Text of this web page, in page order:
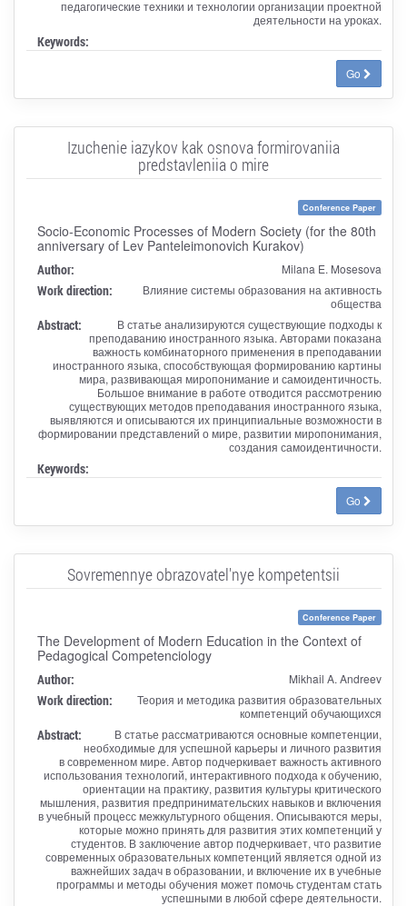
педагогические техники и технологии организации проектной
деятельности на уроках.
Keywords:
Go
Izuchenie iazykov kak osnova formirovaniia
predstavleniia o mire
Conference Paper
Socio-Economic Processes of Modern Society (for the 80th
anniversary of Lev Panteleimonovich Kurakov)
Author: Milana E. Mosesova
Work direction:
Влияние системы образования на активность
общества
Abstract:
В статье анализируются существующие подходы к
преподаванию иностранного языка. Авторами показана
важность комбинаторного применения в преподавании
иностранного языка, способствующая формированию картины
мира, развивающая миропонимание и самоидентичность.
Большое внимание в работе отводится рассмотрению
существующих методов преподавания иностранного языка,
выявляются и описываются их принципиальные возможности в
формировании представлений о мире, развитии миропонимания,
создания самоидентичности.
Keywords:
Go
Sovremennye obrazovatel'nye kompetentsii
Conference Paper
The Development of Modern Education in the Context of
Pedagogical Competenciology
Author: Mikhail A. Andreev
Work direction:
Теория и методика развития образовательных
компетенций обучающихся
Abstract:
В статье рассматриваются основные компетенции,
необходимые для успешной карьеры и личного развития
в современном мире. Автор подчеркивает важность активного
использования технологий, интерактивного подхода к обучению,
ориентации на практику, развития культуры критического
мышления, развития предпринимательских навыков и включения
в учебный процесс межкультурного общения. Описываются меры,
которые можно принять для развития этих компетенций у
студентов. В заключение автор подчеркивает, что развитие
современных образовательных компетенций является одной из
важнейших задач в образовании, и включение их в учебные
программы и методы обучения может помочь студентам стать
успешными в любой сфере деятельности.